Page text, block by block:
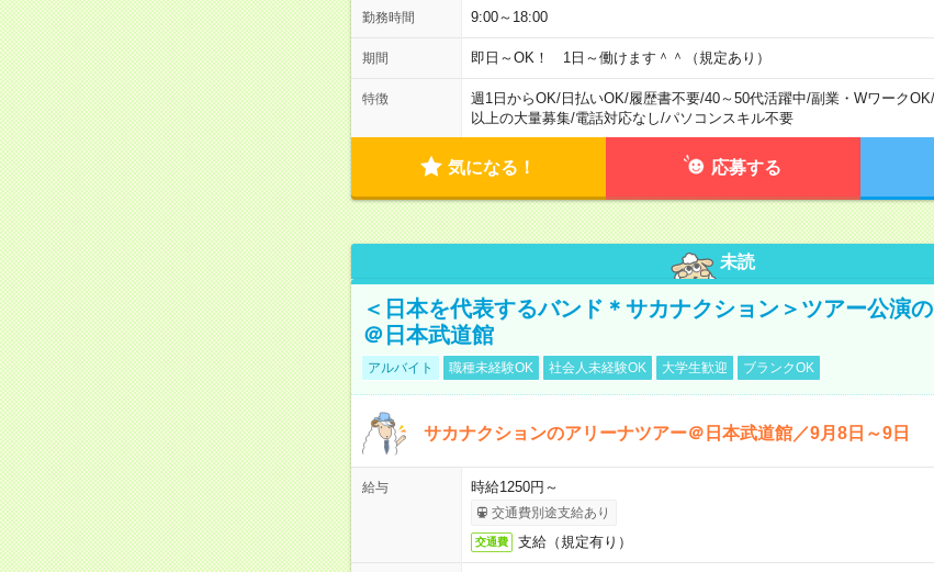
勤務時間 9:00～18:00
期間 即日～OK！ 1日～働けます＾＾（規定あり）
特徴 週1日からOK/日払いOK/履歴書不要/40～50代活躍中/副業・WワークOK/
以上の大量募集/電話対応なし/パソコンスキル不要
気になる！ 応募する
未読
＜日本を代表するバンド＊サカナクション＞ツアー公演
＠日本武道館
アルバイト 職種未経験OK 社会人未経験OK 大学生歓迎 ブランクOK
サカナクションのアリーナツアー＠日本武道館／9月8日～9日
給与 時給1250円～
交通費別途支給あり
交通費 支給（規定有り）